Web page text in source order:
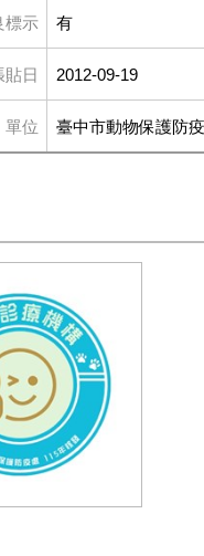
標示 有
貼日 2012-09-19
單位 臺中市動物保護防